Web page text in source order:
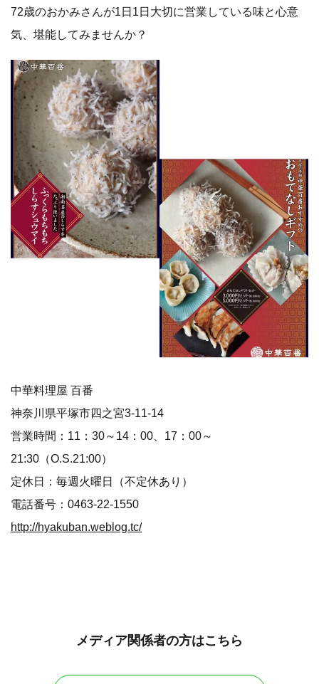
72歳のおかみさんが1日1日大切に営業している味と心意
気、堪能してみませんか？
中華料理屋 百番
神奈川県平塚市四之宮3-11-14
営業時間：11：30～14：00、17：00～
21:30（O.S.21:00）
定休日：毎週火曜日（不定休あり）
電話番号：0463-22-1550
http://hyakuban.weblog.tc/
メディア関係者の方はこちら